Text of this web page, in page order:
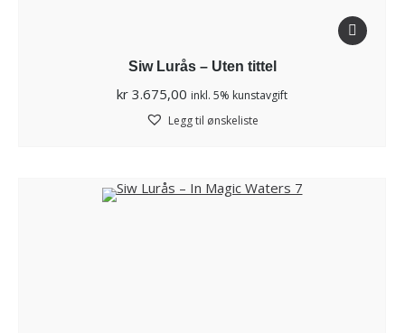
Siw Lurås – Uten tittel
kr 3.675,00 inkl. 5% kunstavgift
Legg til ønskeliste